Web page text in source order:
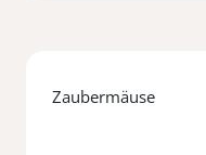
Zaubermäuse